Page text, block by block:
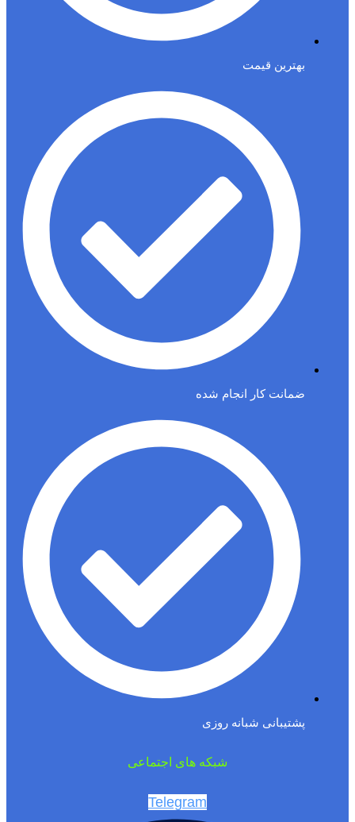
بهترین قیمت
ضمانت کار انجام شده
پشتیبانی شبانه روزی
شبکه های اجتماعی
Telegram